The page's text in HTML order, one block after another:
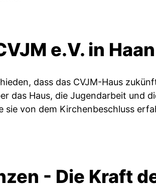
e.V. in Haan
dass das CVJM-Haus
das Haus, die Jugendarbeit und
sie von dem Kirchenbeschluss
- Die Kraft